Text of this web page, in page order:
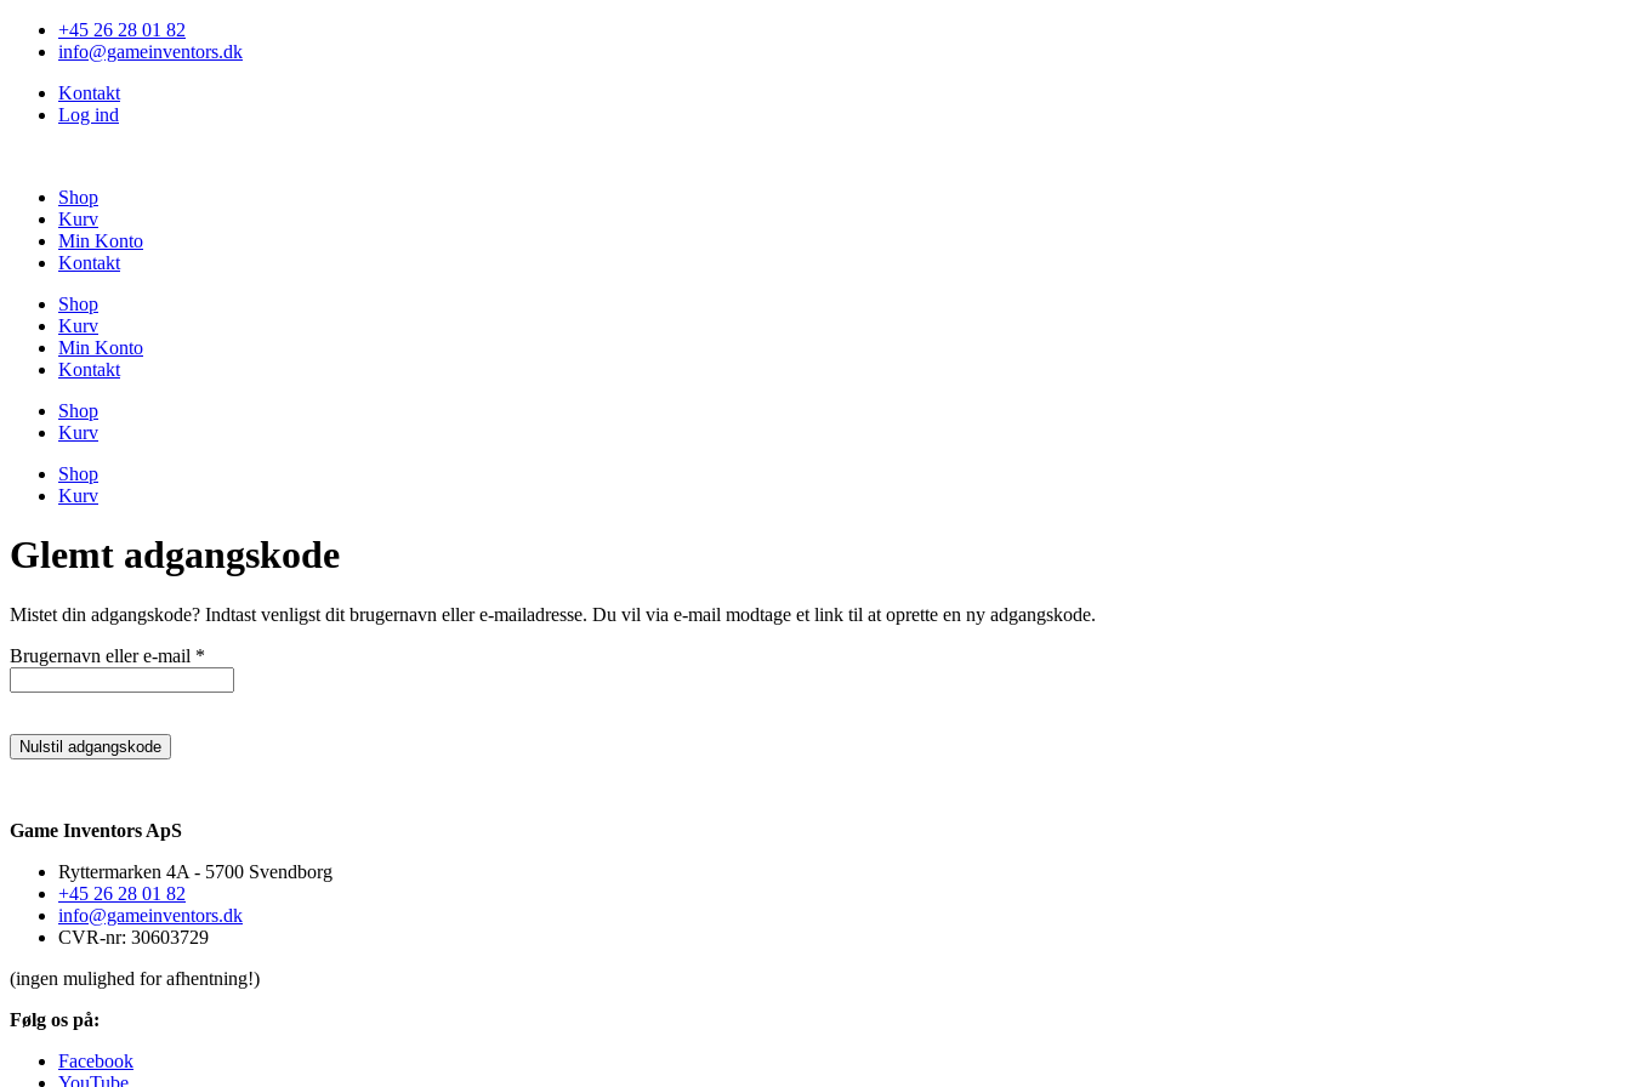
Videre+45 26 28 01 82
info@gameinventors.dk
Kontakt
Log ind
Shop
Kurv
Min Konto
Kontakt
Shop
Kurv
Min Konto
Kontakt
Shop
Kurv
Shop
Kurv
Glemt adgangskode
Mistet din adgangskode? Indtast venligst dit brugernavn eller e-mailadresse. Du vil via e-mail modtage et link til at oprette en ny adgangskode.
Brugernavn eller e-mail *
Nulstil adgangskode
Game Inventors ApS
Ryttermarken 4A - 5700 Svendborg
+45 26 28 01 82
info@gameinventors.dk
CVR-nr: 30603729
(ingen mulighed for afhentning!)
Følg os på:
Facebook
YouTube